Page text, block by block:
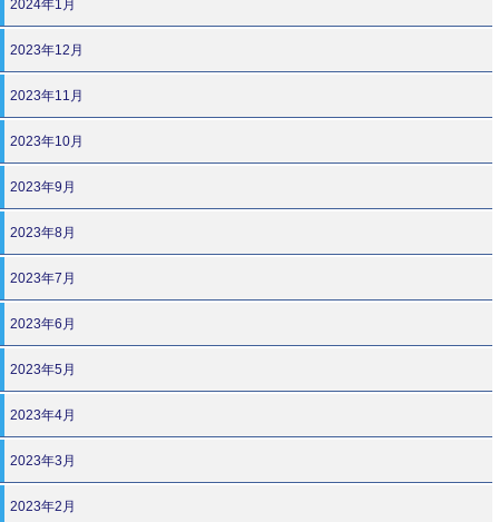
2024年1月
2023年12月
2023年11月
2023年10月
2023年9月
2023年8月
2023年7月
2023年6月
2023年5月
2023年4月
2023年3月
2023年2月